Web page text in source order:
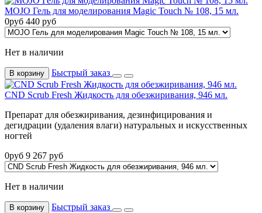
MOJO Гель для моделирования Magic Touch № 108, 15 мл.
0руб 440 руб
Нет в наличии
В корзину Быстрый заказ
CND Scrub Fresh Жидкость для обезжиривания, 946 мл.
Препарат для обезжиривания, дезинфицирования и
дегидрации (удаления влаги) натуральных и искусственных
ногтей
0руб 9 267 руб
Нет в наличии
В корзину Быстрый заказ